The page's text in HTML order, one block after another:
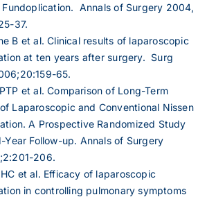
Annals of Surgery 2004,
37.
B et al. Clinical results of laparoscopic
at ten years after surgery. Surg
65.
et al. Comparison of Long-Term
Laparoscopic and Conventional Nissen
A Prospective Randomized Study
Year Follow-up. Annals of Surgery
206.
et al. Efficacy of laparoscopic
in controlling pulmonary symptoms